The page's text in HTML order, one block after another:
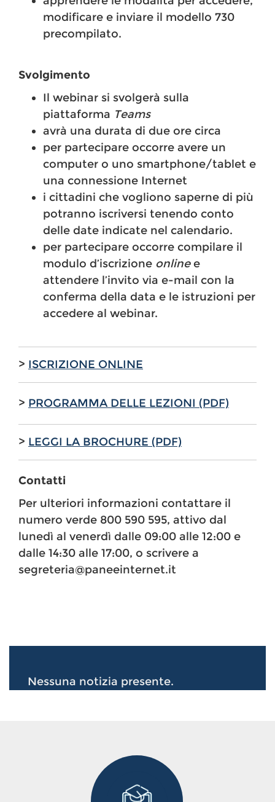
modificare e inviare il modello 730
precompilato.
Svolgimento
Il webinar si svolgerà sulla
piattaforma Teams
avrà una durata di due ore circa
per partecipare occorre avere un
computer o uno smartphone/tablet e
una connessione Internet
i cittadini che vogliono saperne di più
potranno iscriversi tenendo conto
delle date indicate nel calendario.
per partecipare occorre compilare il
modulo d’iscrizione onlinee
attendere l’invito via e-mail con la
conferma della data e le istruzioni per
accedere al webinar.
> ISCRIZIONE ONLINE
> PROGRAMMA DELLE LEZIONI (PDF)
> LEGGI LA BROCHURE (PDF)
Contatti
Per ulteriori informazioni contattare il
numero verde 800 590 595, attivo dal
lunedì al venerdì dalle 09:00 alle 12:00 e
dalle 14:30 alle 17:00, o scrivere a
segreteria@paneeinternet.it
Nessuna notizia presente.